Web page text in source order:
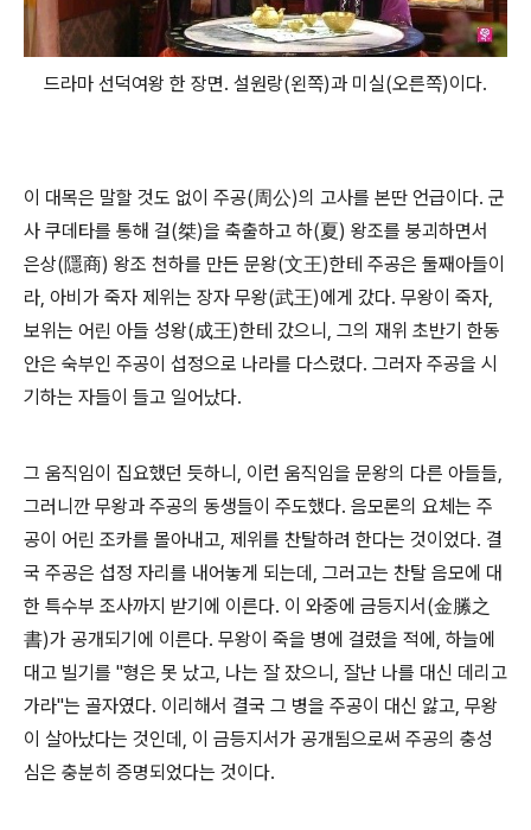
드라마 선덕여왕 한 장면. 설원랑(왼쪽)과 미실(오른쪽)이다.
이 대목은 말할 것도 없이 주공(周公)의 고사를 본딴 언급이다. 군
사 쿠데타를 통해 걸(桀)을 축출하고 하(夏) 왕조를 붕괴하면서
은상(隱商) 왕조 천하를 만든 문왕(文王)한테 주공은 둘째아들이
라, 아비가 죽자 제위는 장자 무왕(武王)에게 갔다. 무왕이 죽자,
보위는 어린 아들 성왕(成王)한테 갔으니, 그의 재위 초반기 한동
안은 숙부인 주공이 섭정으로 나라를 다스렸다. 그러자 주공을 시
기하는 자들이 들고 일어났다.
그 움직임이 집요했던 듯하니, 이런 움직임을 문왕의 다른 아들들,
그러니깐 무왕과 주공의 동생들이 주도했다. 음모론의 요체는 주
공이 어린 조카를 몰아내고, 제위를 찬탈하려 한다는 것이었다. 결
국 주공은 섭정 자리를 내어놓게 되는데, 그러고는 찬탈 음모에 대
한 특수부 조사까지 받기에 이른다. 이 와중에 금등지서(金縢之
書)가 공개되기에 이른다. 무왕이 죽을 병에 걸렸을 적에, 하늘에
대고 빌기를 "형은 못 났고, 나는 잘 잤으니, 잘난 나를 대신 데리고
가라"는 골자였다. 이리해서 결국 그 병을 주공이 대신 앓고, 무왕
이 살아났다는 것인데, 이 금등지서가 공개됨으로써 주공의 충성
심은 충분히 증명되었다는 것이다.